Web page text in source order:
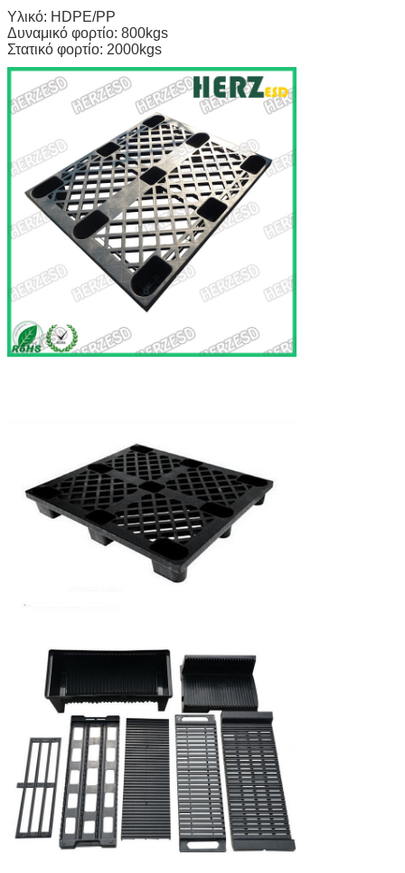
Υλικό: HDPE/PP
Δυναμικό φορτίο: 800kgs
Στατικό φορτίο: 2000kgs